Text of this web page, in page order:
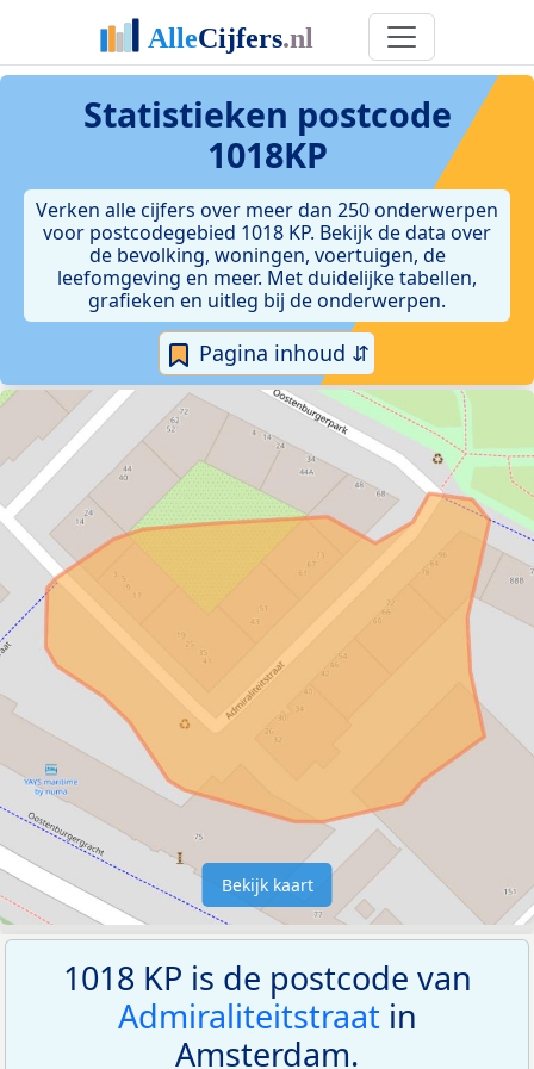
Statistieken postcode
1018KP
Verken alle cijfers over meer dan 250 onderwerpen
voor postcodegebied 1018 KP. Bekijk de data over
de bevolking, woningen, voertuigen, de
leefomgeving en meer. Met duidelijke tabellen,
grafieken en uitleg bij de onderwerpen.
Pagina inhoud ⇵
Bekijk kaart
1018 KP is de postcode van
Admiraliteitstraatin
Amsterdam.